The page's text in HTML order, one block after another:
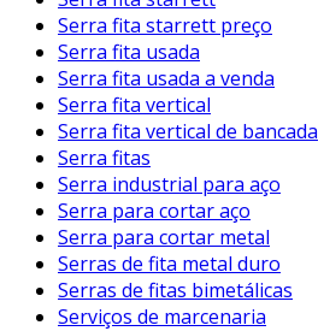
Serra fita starrett preço
Serra fita usada
Serra fita usada a venda
Serra fita vertical
Serra fita vertical de bancada
Serra fitas
Serra industrial para aço
Serra para cortar aço
Serra para cortar metal
Serras de fita metal duro
Serras de fitas bimetálicas
Serviços de marcenaria